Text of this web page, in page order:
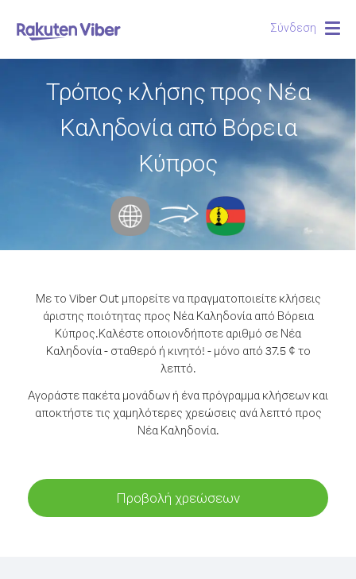
Σύνδεση
Τρόπος κλήσης προς Νέα
Καληδονία από Βόρεια
Κύπρος
Με το Viber Out μπορείτε να πραγματοποιείτε κλήσεις
άριστης ποιότητας προς Νέα Καληδονία από Βόρεια
Κύπρος.Καλέστε οποιονδήποτε αριθμό σε Νέα
Καληδονία - σταθερό ή κινητό! - μόνο από 37.5 ¢ το
λεπτό.
Αγοράστε πακέτα μονάδων ή ένα πρόγραμμα κλήσεων και
αποκτήστε τις χαμηλότερες χρεώσεις ανά λεπτό προς
Νέα Καληδονία.
Προβολή χρεώσεων